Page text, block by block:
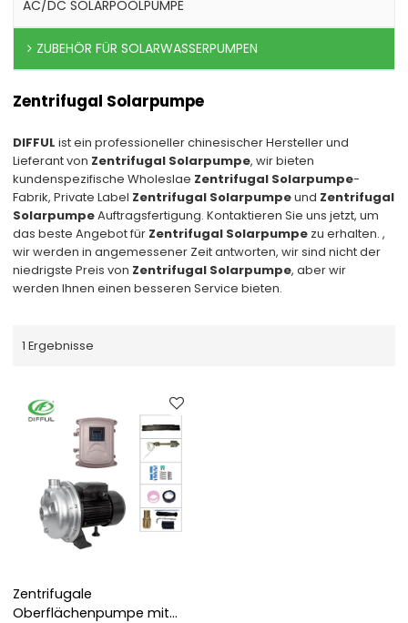
AC/DC SOLARPOOLPUMPE
ZUBEHÖR FÜR SOLARWASSERPUMPEN
Zentrifugal Solarpumpe
DIFFUL ist ein professioneller chinesischer Hersteller und
Lieferant von Zentrifugal Solarpumpe, wir bieten
kundenspezifische Wholeslae Zentrifugal Solarpumpe-
Fabrik, Private Label Zentrifugal Solarpumpeund Zentrifugal
SolarpumpeAuftragsfertigung. Kontaktieren Sie uns jetzt, um
das beste Angebot für Zentrifugal Solarpumpe zu erhalten. ,
wir werden in angemessener Zeit antworten, wir sind nicht der
niedrigste Preis von Zentrifugal Solarpumpe, aber wir
werden Ihnen einen besseren Service bieten.
1 Ergebnisse
Zentrifugale
Oberflächenpumpe mit